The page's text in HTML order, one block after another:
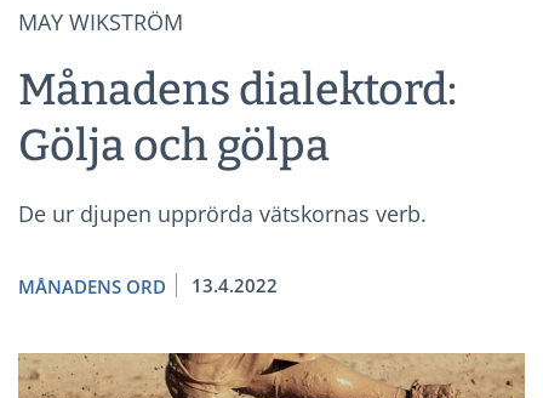
MAY WIKSTRÖM
Månadens dialektord:
Gölja och gölpa
De ur djupen upprörda vätskornas verb.
MÅNADENS ORD 13.4.2022